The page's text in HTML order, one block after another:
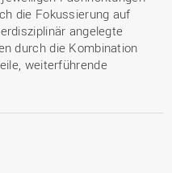
die Fokussierung auf
angelegte
durch die Kombination
weiterführende